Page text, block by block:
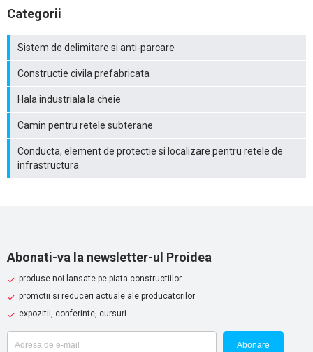
Categorii
Sistem de delimitare si anti-parcare
Constructie civila prefabricata
Hala industriala la cheie
Camin pentru retele subterane
Conducta, element de protectie si localizare pentru retele de
infrastructura
Abonati-va la newsletter-ul Proidea
produse noi lansate pe piata constructiilor
promotii si reduceri actuale ale producatorilor
expozitii, conferinte, cursuri
Abonare